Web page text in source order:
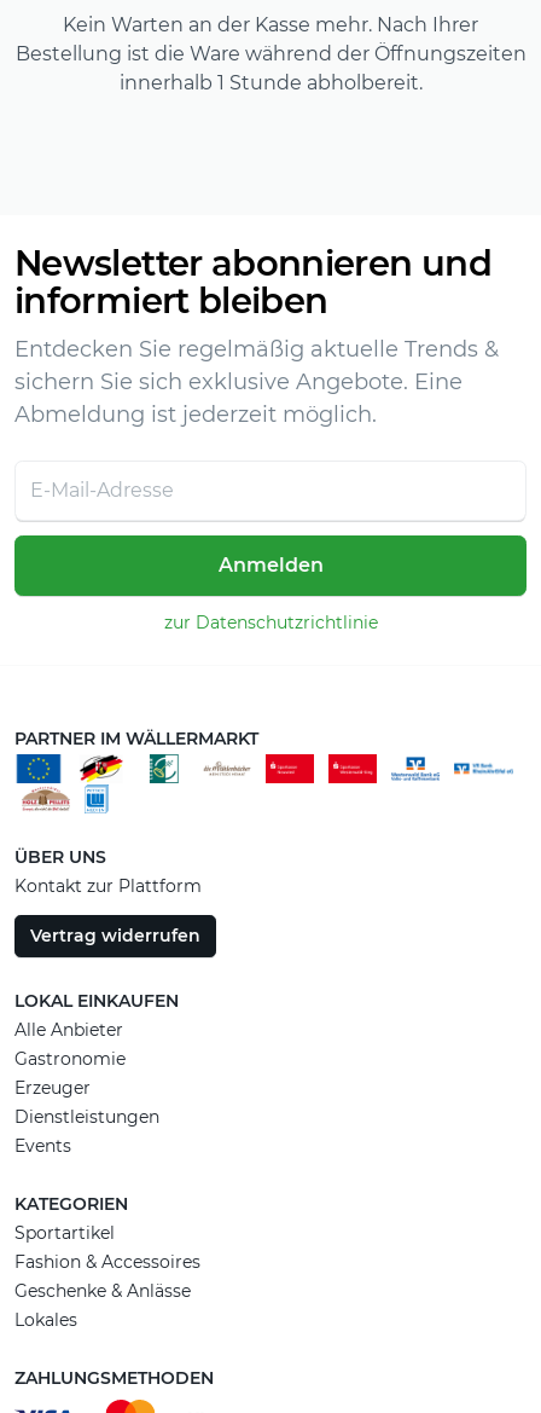
Kein Warten an der Kasse mehr. Nach Ihrer
Bestellung ist die Ware während der Öffnungszeiten
innerhalb 1 Stunde abholbereit.
Newsletter abonnieren und
informiert bleiben
Entdecken Sie regelmäßig aktuelle Trends &
sichern Sie sich exklusive Angebote. Eine
Abmeldung ist jederzeit möglich.
Anmelden
zur Datenschutzrichtlinie
PARTNER IM WÄLLERMARKT
ÜBER UNS
Kontakt zur Plattform
Vertrag widerrufen
LOKAL EINKAUFEN
Alle Anbieter
Gastronomie
Erzeuger
Dienstleistungen
Events
KATEGORIEN
Sportartikel
Fashion & Accessoires
Geschenke & Anlässe
Lokales
ZAHLUNGSMETHODEN